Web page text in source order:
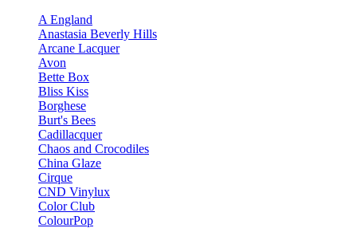
A England
Anastasia Beverly Hills
Arcane Lacquer
Avon
Bette Box
Bliss Kiss
Borghese
Burt's Bees
Cadillacquer
Chaos and Crocodiles
China Glaze
Cirque
CND Vinylux
Color Club
ColourPop